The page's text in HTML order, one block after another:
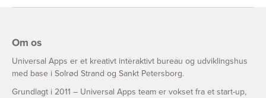
Om os
Universal Apps er et kreativt interaktivt bureau og udviklingshus
med base i Solrød Strand og Sankt Petersborg.
Grundlagt i 2011 – Universal Apps team er vokset fra et start-up,